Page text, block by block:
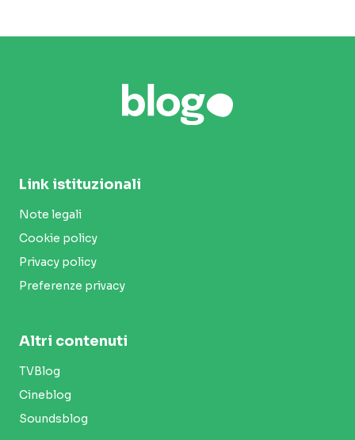
Link istituzionali
Note legali
Cookie policy
Privacy policy
Preferenze privacy
Altri contenuti
TVBlog
Cineblog
Soundsblog